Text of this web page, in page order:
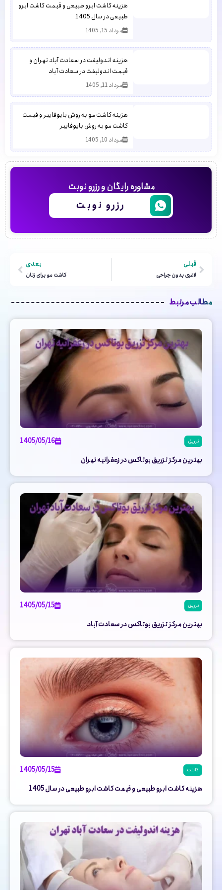
هزینه کاشت ابرو طبیعی و قیمت کاشت ابرو
طبیعی در سال 1405
مرداد 15, 1405
هزینه اندولیفت در سعادت آباد تهران و
قیمت اندولیفت در سعادت آباد
مرداد 11, 1405
هزینه کاشت مو به روش بایوفایبر و قیمت
کاشت مو به روش بایوفایبر
مرداد 10, 1405
مشاوره رایگان و رزرو نوبت
رزرو نوبت
قبلی
لاغری بدون جراحی
بعدی
کاشت مو برای زنان
مطالب مرتبط
تزریق
1405/05/16
بهترین مرکز تزریق بوتاکس در زعفرانیه تهران
تزریق
1405/05/15
بهترین مرکز تزریق بوتاکس در سعادت آباد
کاشت
1405/05/15
هزینه کاشت ابرو طبیعی و قیمت کاشت ابرو طبیعی در سال 1405